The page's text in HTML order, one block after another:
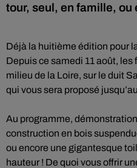
tour, seul, en famille, ou
Déjà la huitième édition pour
Depuis ce samedi 11 août,
milieu de la Loire, sur le duit
qui vous sera proposé
Au programme,
construction en bois
ou encore une gigantesque
hauteur ! De quoi vous offrir